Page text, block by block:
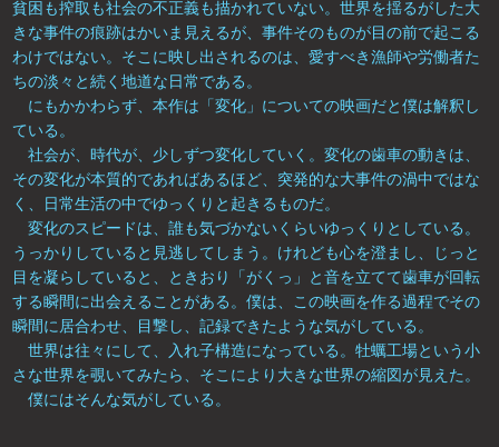
貧困も搾取も社会の不正義も描かれていない。世界を揺るがした大
きな事件の痕跡はかいま見えるが、事件そのものが目の前で起こる
わけではない。そこに映し出されるのは、愛すべき漁師や労働者た
ちの淡々と続く地道な日常である。
にもかかわらず、本作は「変化」についての映画だと僕は解釈し
ている。
社会が、時代が、少しずつ変化していく。変化の歯車の動きは、
その変化が本質的であればあるほど、突発的な大事件の渦中ではな
く、日常生活の中でゆっくりと起きるものだ。
変化のスピードは、誰も気づかないくらいゆっくりとしている。
うっかりしていると見逃してしまう。けれども心を澄まし、じっと
目を凝らしていると、ときおり「がくっ」と音を立てて歯車が回転
する瞬間に出会えることがある。僕は、この映画を作る過程でその
瞬間に居合わせ、目撃し、記録できたような気がしている。
世界は往々にして、入れ子構造になっている。牡蠣工場という小
さな世界を覗いてみたら、そこにより大きな世界の縮図が見えた。
僕にはそんな気がしている。